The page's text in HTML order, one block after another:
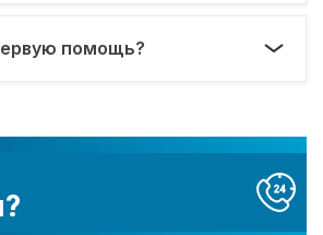
помощь?